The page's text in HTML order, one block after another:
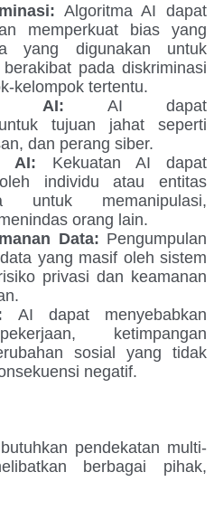
Algoritma AI dapat
memperkuat bias yang
yang digunakan untuk
pada diskriminasi
kelompok tertentu.
AI: AI dapat
tujuan jahat seperti
dan perang siber.
AI: Kekuatan AI dapat
individu atau entitas
untuk memanipulasi,
orang lain.
Data: Pengumpulan
yang masif oleh sistem
privasi dan keamanan
AI dapat menyebabkan
ketimpangan
sosial yang tidak
negatif.
pendekatan multi-
berbagai pihak,